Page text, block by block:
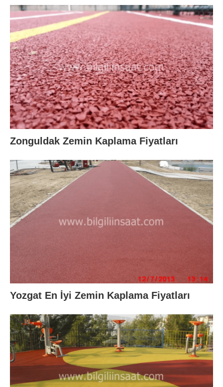
Zonguldak Zemin Kaplama Fiyatları
Yozgat En İyi Zemin Kaplama Fiyatları